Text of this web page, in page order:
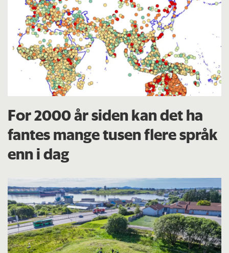
For 2000 år siden kan det ha
fantes mange tusen flere språk
enn i dag